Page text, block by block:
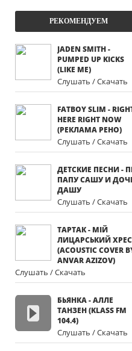
РЕКОМЕНДУЕМ
JADEN SMITH -
PUMPED UP KICKS
(LIKE ME)
Слушать / Скачать
FATBOY SLIM -
HERE RIGHT NOW
(РЕКЛАМА РЕНО)
Слушать / Скачать
ДЕТСКИЕ ПЕСНИ -
ПАПУ САШУ И
ДАШУ
Слушать / Скачать
ТАРТАК - МІЙ
ЛИЦАРСЬКИЙ
(ACOUSTIC COVER
ANVAR AZIZOV)
Слушать / Скачать
БЬЯНКА - АЛЛЕ
ТАНЗЕН (KLASS FM
104.4)
Слушать / Скачать